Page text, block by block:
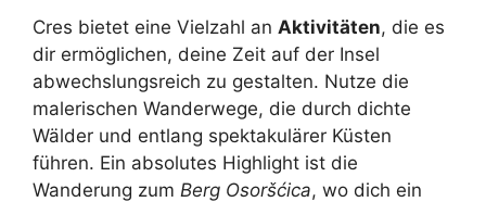
Cres bietet eine Vielzahl an Aktivitäten, die es
dir ermöglichen, deine Zeit auf der Insel
abwechslungsreich zu gestalten. Nutze die
malerischen Wanderwege, die durch dichte
Wälder und entlang spektakulärer Küsten
führen. Ein absolutes Highlight ist die
Wanderung zum Berg Osoršćica, wo dich ein